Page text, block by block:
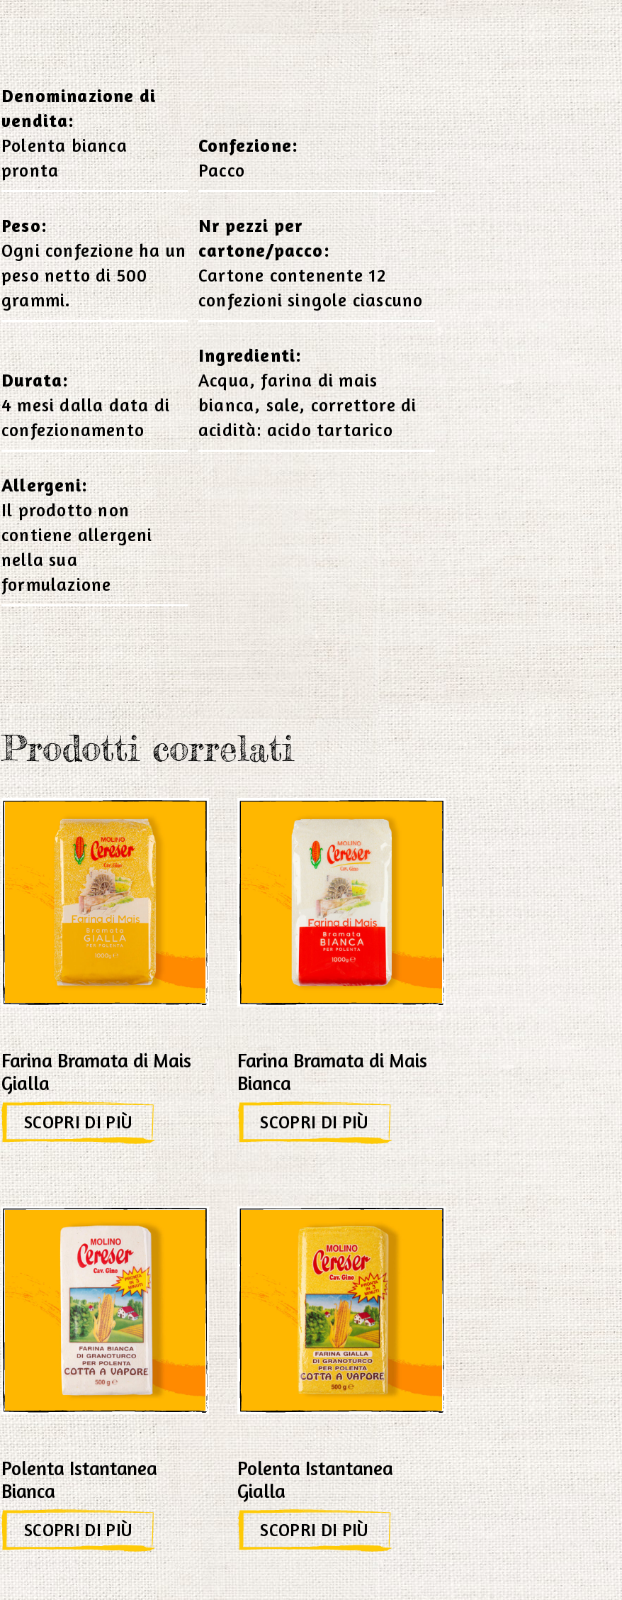
Denominazione di
vendita:
Polenta bianca
pronta
Confezione:
Pacco
Peso:
Ogni confezione ha un
peso netto di 500
grammi.
Nr pezzi per
cartone/pacco:
Cartone contenente 12
confezioni singole ciascuno
Durata:
4 mesi dalla data di
confezionamento
Ingredienti:
Acqua, farina di mais
bianca, sale, correttore di
acidità: acido tartarico
Allergeni:
Il prodotto non
contiene allergeni
nella sua
formulazione
Prodotti correlati
Farina Bramata di Mais
Gialla
SCOPRI DI PIÙ
Farina Bramata di Mais
Bianca
SCOPRI DI PIÙ
Polenta Istantanea
Bianca
SCOPRI DI PIÙ
Polenta Istantanea
Gialla
SCOPRI DI PIÙ